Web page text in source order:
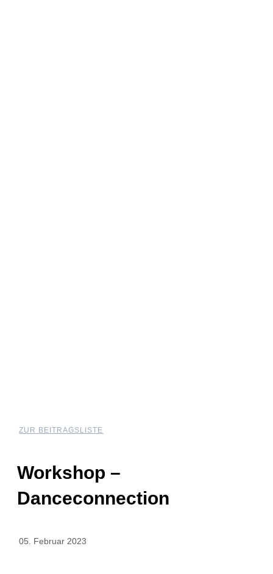
ZUR BEITRAGSLISTE
Workshop –
Danceconnection
05. Februar 2023